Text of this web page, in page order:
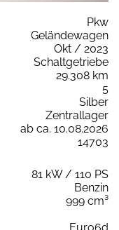
Pkw
Geländewagen
Okt / 2023
Schaltgetriebe
29.308 km
5
Silber
Zentrallager
ab ca. 10.08.2026
14703
81 kW / 110 PS
Benzin
999 cm³